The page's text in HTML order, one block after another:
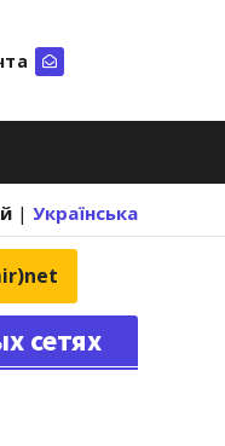
| Українська
сетях